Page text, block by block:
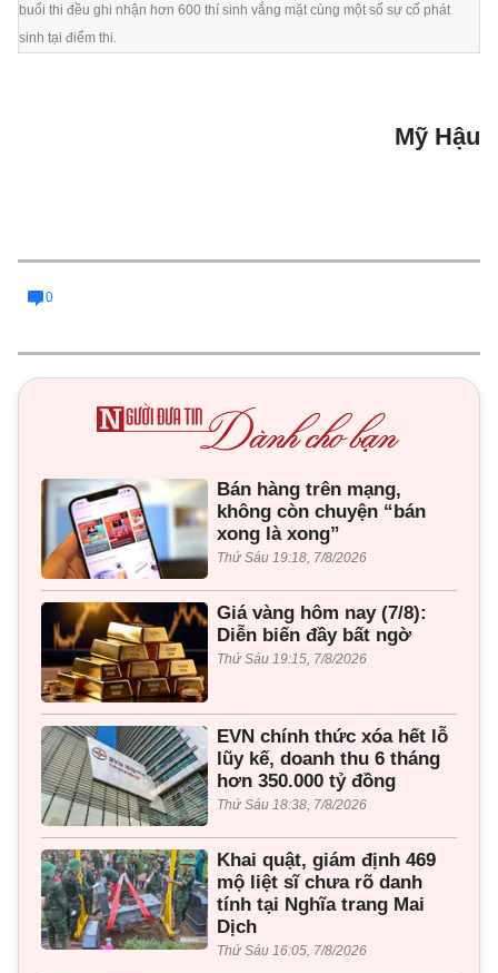
buổi thi đều ghi nhận hơn 600 thí sinh vắng mặt cùng một số sự cố phát
sinh tại điểm thi.
Mỹ Hậu
0
Bán hàng trên mạng,
không còn chuyện “bán
xong là xong”
Thứ Sáu 19:18, 7/8/2026
Giá vàng hôm nay (7/8):
Diễn biến đầy bất ngờ
Thứ Sáu 19:15, 7/8/2026
EVN chính thức xóa hết lỗ
lũy kế, doanh thu 6 tháng
hơn 350.000 tỷ đồng
Thứ Sáu 18:38, 7/8/2026
Khai quật, giám định 469
mộ liệt sĩ chưa rõ danh
tính tại Nghĩa trang Mai
Dịch
Thứ Sáu 16:05, 7/8/2026